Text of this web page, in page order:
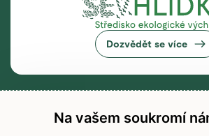
Dozvědět se více
Na vašem soukromí